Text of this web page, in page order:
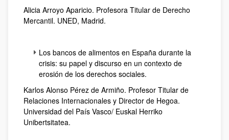
Alicia Arroyo Aparicio. Profesora Titular de Derecho
Mercantil. UNED, Madrid.
Los bancos de alimentos en España durante la
crisis: su papel y discurso en un contexto de
erosión de los derechos sociales.
Karlos Alonso Pérez de Armiño. Profesor Titular de
Relaciones Internacionales y Director de Hegoa.
Universidad del País Vasco/ Euskal Herriko
Unibertsitatea.